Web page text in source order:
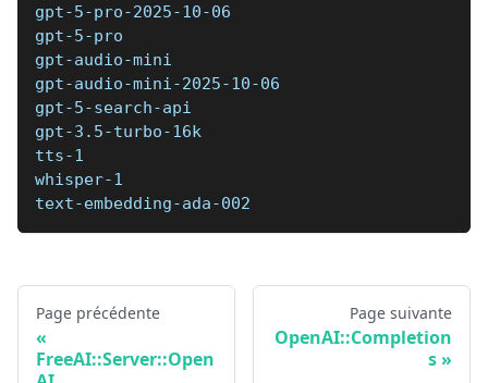
gpt-5-pro-2025-10-06
gpt-5-pro
gpt-audio-mini
gpt-audio-mini-2025-10-06
gpt-5-search-api
gpt-3.5-turbo-16k
tts-1
whisper-1
text-embedding-ada-002
Page précédente
FreeAI::Server::Open
Page suivante
OpenAI::Completion
s